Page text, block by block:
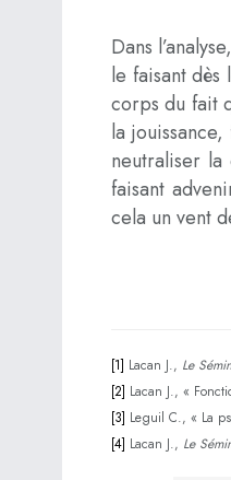
Dans
le faisant dès
corps du fait
la
neutraliser la
faisant
cela un vent
[1] Lacan J., Le
[2] Lacan J., «
[3] Leguil C., « La
[4] Lacan J., Le